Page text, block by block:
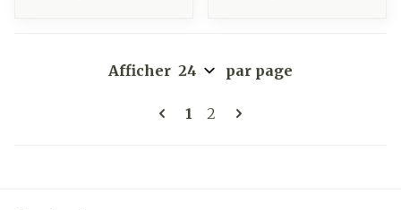
Pages
Vous lisez actuellement la
1 Page
2
Afficher par page